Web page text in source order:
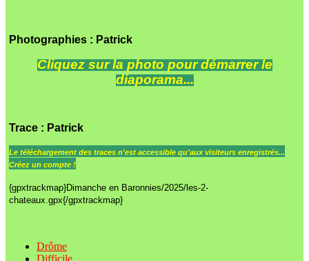
Photographies : Patrick
Cliquez sur la photo pour démarrer le
diaporama...
Trace : Patrick
Le téléchargement des traces n'est accessible qu'aux visiteurs enregistrés...
Créez un compte !
{gpxtrackmap}Dimanche en Baronnies/2025/les-2-
chateaux.gpx{/gpxtrackmap}
Drôme